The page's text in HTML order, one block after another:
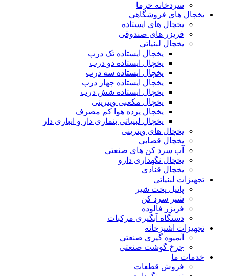
سردخانه خرما
یخچال های فروشگاهی
یخچال های ایستاده
فریزر های صندوقی
یخچال لبنیاتی
یخچال ایستاده تک درب
یخچال ایستاده دو درب
یخچال ایستاده سه درب
یخچال ایستاده چهار درب
یخچال ایستاده شش درب
یخچال مکعبی ویترینی
یخچال پرده هوا کم مصرف
یخچال لبنیاتی بنماری دار و انباری دار
یخچال های ویترینی
یخچال قصابی
آب سرد کن های صنعتی
یخچال نگهداری دارو
یخچال قنادی
تجهیزات لبنیاتی
پاتیل پخت شیر
شیر سرد کن
فریزر فالوده
دستگاه آبگیری مرکبات
تجهیزات اشپزخانه
آبمیوه گیری صنعتی
چرخ گوشت صنعتی
خدمات ما
فروش قطعات